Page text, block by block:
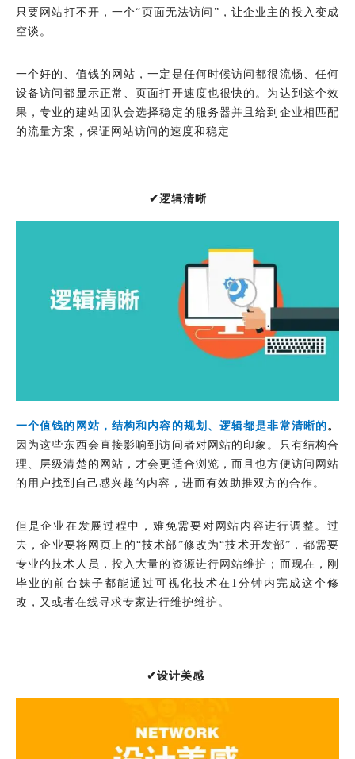
只要网站打不开，一个“页面无法访问”，让企业主的投入变成
空谈。
一个好的、值钱的网站，一定是任何时候访问都很流畅、任何
设备访问都显示正常、页面打开速度也很快的。 为达到这个效
果，专业的建站团队会选择稳定的服务器并且给到企业相匹配
的流量方案，保证网站访问的速度和稳定
✔逻辑清晰
一个值钱的网站，结构和内容的规划、逻辑都是非常清晰的。
因为这些东西会直接影响到访问者对网站的印象。只有结构合
理、层级清楚的网站，才会更适合浏览，而且也方便访问网站
的用户找到自己感兴趣的内容，进而有效助推双方的合作。
但是企业在发展过程中，难免需要对网站内容进行调整。过
去，企业要将网页上的“技术部”修改为“技术开发部”，都需要
专业的技术人员，投入大量的资源进行网站维护；而现在，刚
毕业的前台妹子都能通过可视化技术在1分钟内完成这个修
改，又或者在线寻求专家进行维护维护。
✔设计美感